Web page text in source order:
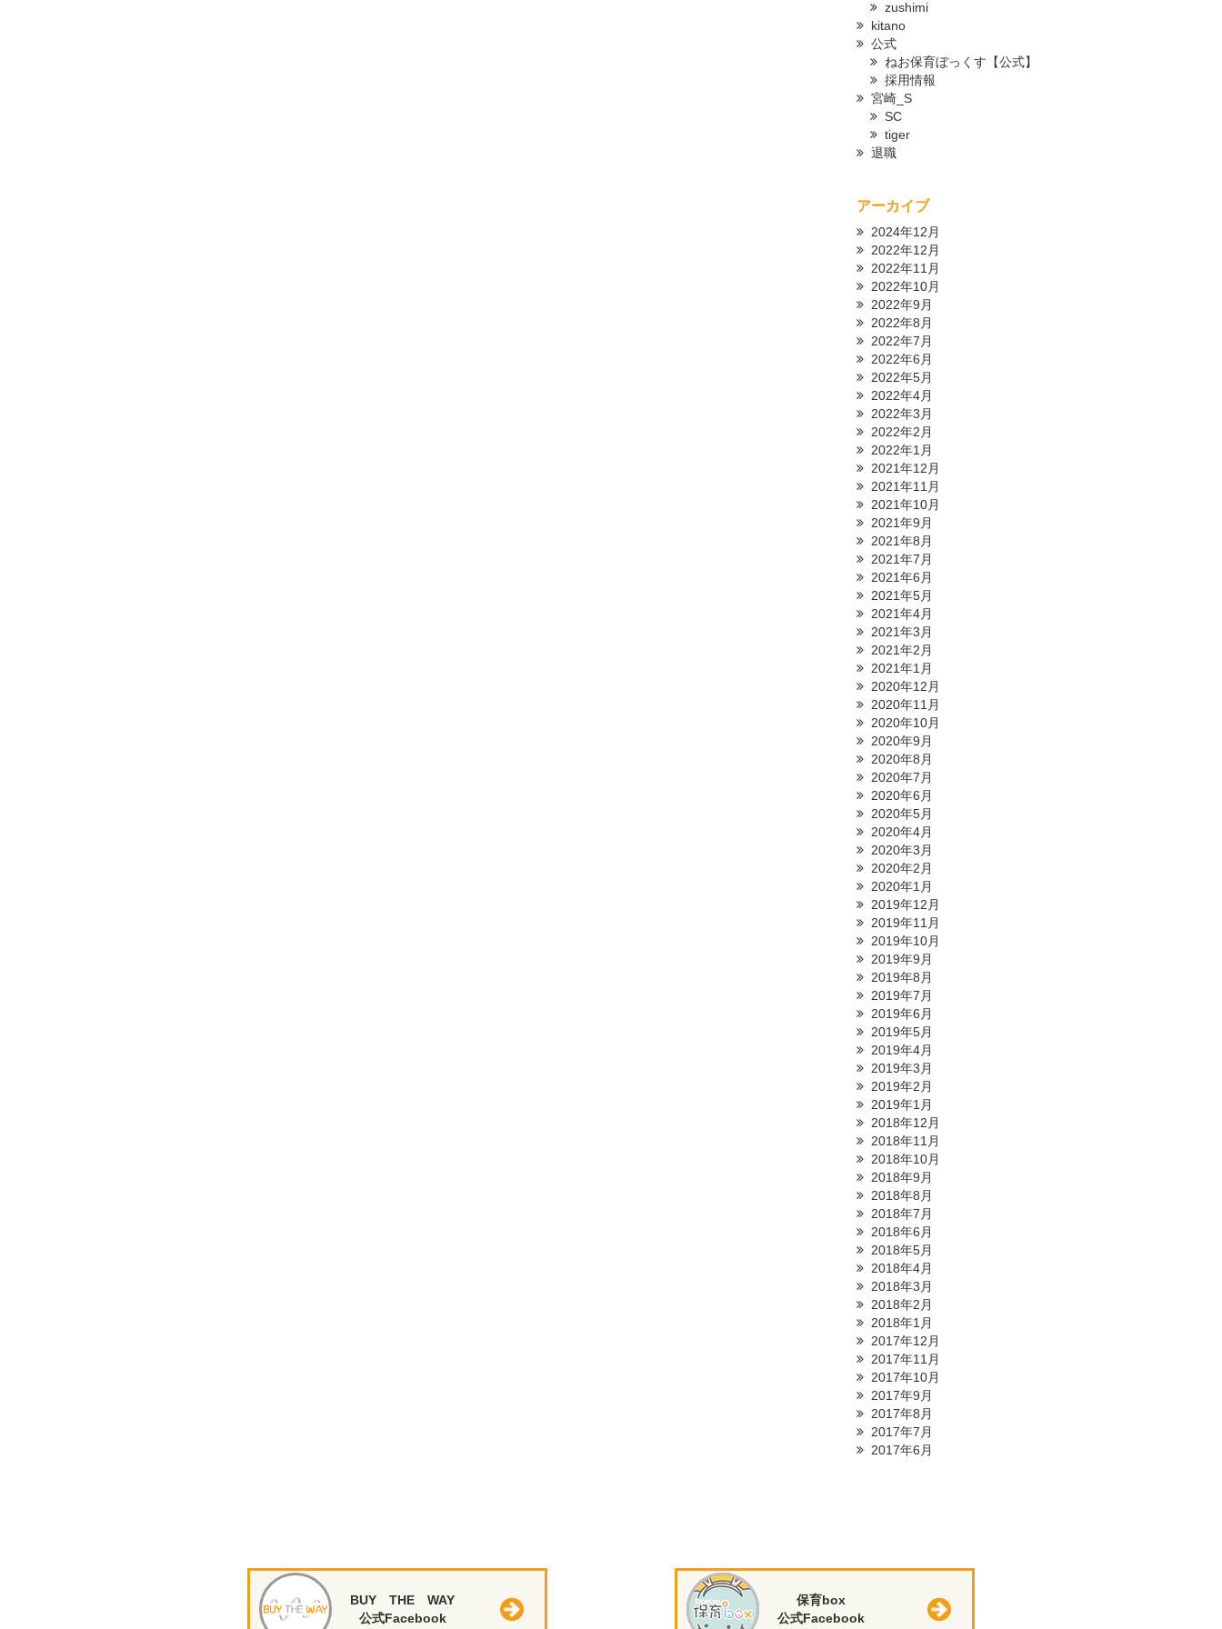
zushimi
kitano
公式
ねお保育ぼっくす【公式】
採用情報
宮崎_S
SC
tiger
退職
アーカイブ
2024年12月
2022年12月
2022年11月
2022年10月
2022年9月
2022年8月
2022年7月
2022年6月
2022年5月
2022年4月
2022年3月
2022年2月
2022年1月
2021年12月
2021年11月
2021年10月
2021年9月
2021年8月
2021年7月
2021年6月
2021年5月
2021年4月
2021年3月
2021年2月
2021年1月
2020年12月
2020年11月
2020年10月
2020年9月
2020年8月
2020年7月
2020年6月
2020年5月
2020年4月
2020年3月
2020年2月
2020年1月
2019年12月
2019年11月
2019年10月
2019年9月
2019年8月
2019年7月
2019年6月
2019年5月
2019年4月
2019年3月
2019年2月
2019年1月
2018年12月
2018年11月
2018年10月
2018年9月
2018年8月
2018年7月
2018年6月
2018年5月
2018年4月
2018年3月
2018年2月
2018年1月
2017年12月
2017年11月
2017年10月
2017年9月
2017年8月
2017年7月
2017年6月
BUY THE WAY
公式Facebook
保育box
公式Facebook